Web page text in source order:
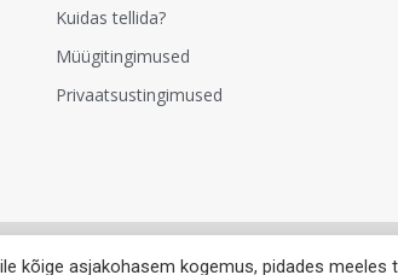
Kuidas tellida?
Müügitingimused
Privaatsustingimused
© 2012-2024. Kõik
kõige asjakohasem kogemus, pidades meeles